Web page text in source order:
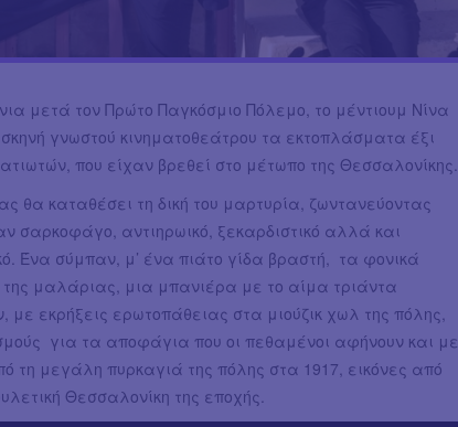
μετά τον Πρώτο Παγκόσμιο Πόλεμο, το μέντιουμ Νίνα
γνωστού κινηματοθεάτρου τα εκτοπλάσματα έξι
που είχαν βρεθεί στο μέτωπο της Θεσσαλονίκης.
θα καταθέσει τη δική του μαρτυρία, ζωντανεύοντας
σαρκοφάγο, αντιηρωικό, ξεκαρδιστικό αλλά και
Ένα σύμπαν, μ’ ένα πιάτο γίδα βραστή, τα φονικά
της μαλάριας, μια μπανιέρα με το αίμα τριάντα
εκρήξεις ερωτοπάθειας στα μιούζικ χωλ της πόλης,
για τα αποφάγια που οι πεθαμένοι αφήνουν και με
τη μεγάλη πυρκαγιά της πόλης στα 1917, εικόνες από
Θεσσαλονίκη της εποχής.